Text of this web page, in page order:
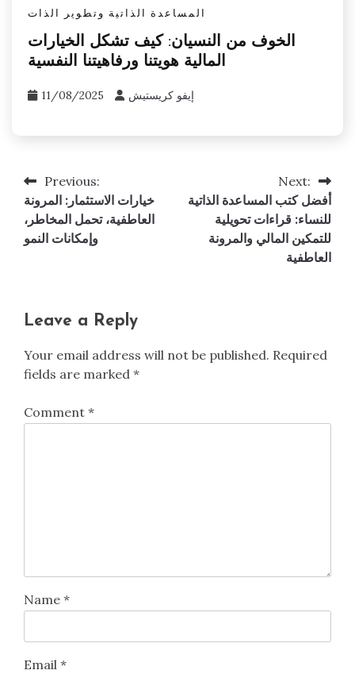
المساعدة الذاتية وتطوير الذات
الخوف من النسيان: كيف تشكل الخيارات
المالية هويتنا ورفاهيتنا النفسية
11/08/2025 إيفو كريستيش
Post
navigation
Previous:
خيارات الاستثمار: المرونة
العاطفية، تحمل المخاطر،
وإمكانات النمو
Next:
أفضل كتب المساعدة الذاتية
للنساء: قراءات تحويلية
للتمكين المالي والمرونة
العاطفية
Leave a Reply
Your email address will not be published. Required
fields are marked *
Comment *
Name *
Email *